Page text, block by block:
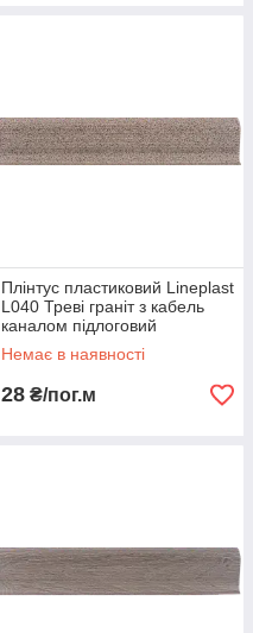
Плінтус пластиковий Lineplast
L040 Треві граніт з кабель
каналом підлоговий
пластиковий плінтус
Немає в наявності
28 ₴/пог.м